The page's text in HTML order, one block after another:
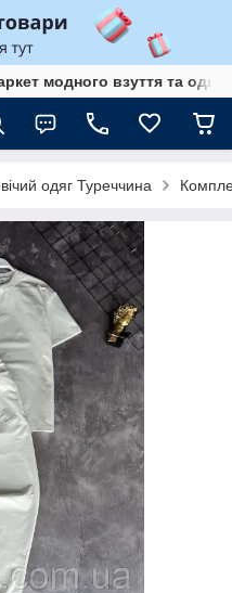
модного взуття та
одяг Туреччина